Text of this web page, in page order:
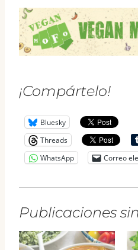
¡Compártelo!
Bluesky
Threads
WhatsApp
Correo
Publicaciones